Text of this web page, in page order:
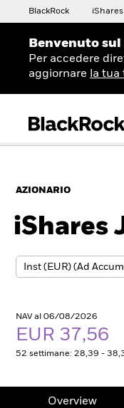
BlackRock iShares
Benvenuto
Per accedere
aggiornare
la
AZIONARIO
iShares
NAV al 06/08/2026
EUR 37,56
52 settimane: 28,39 -
Overview